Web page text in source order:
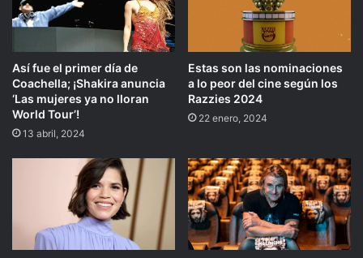
Así fue el primer día de
Coachella; ¡Shakira anuncia
‘Las mujeres ya no lloran
World Tour’!
13 abril, 2024
Estas son las nominaciones
a lo peor del cine según los
Razzies 2024
22 enero, 2024